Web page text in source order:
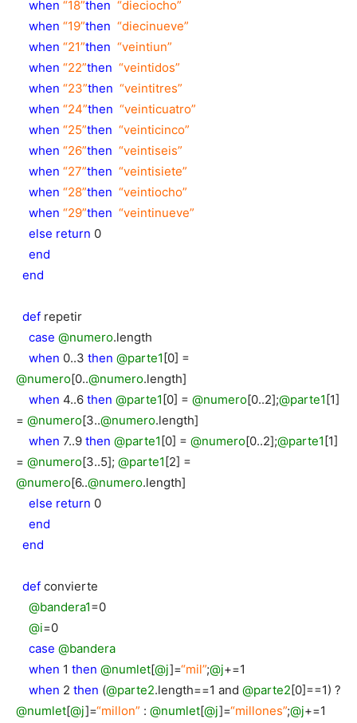
when “18”then “dieciocho”
when “19”then “diecinueve”
when “21”then “veintiun”
when “22”then “veintidos”
when “23”then “veintitres”
when “24”then “veinticuatro”
when “25”then “veinticinco”
when “26”then “veintiseis”
when “27”then “veintisiete”
when “28”then “veintiocho”
when “29”then “veintinueve”
else return 0
end
end
def repetir
case @numero.length
when 0..3 then @parte1[0] =
@numero[0..@numero.length]
when 4..6 then @parte1[0] = @numero[0..2];@parte1[1]
= @numero[3..@numero.length]
when 7..9 then @parte1[0] = @numero[0..2];@parte1[1]
= @numero[3..5]; @parte1[2] =
@numero[6..@numero.length]
else return 0
end
end
def convierte
@bandera1=0
@i=0
case @bandera
when 1 then @numlet[@j]=“mil”;@j+=1
when 2 then (@parte2.length==1 and @parte2[0]==1) ?
@numlet[@j]=“millon” : @numlet[@j]=“millones”;@j+=1